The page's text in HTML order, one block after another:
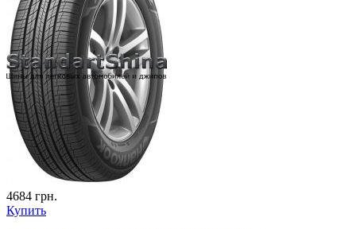
4684 грн.
Купить